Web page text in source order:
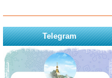
Telegram